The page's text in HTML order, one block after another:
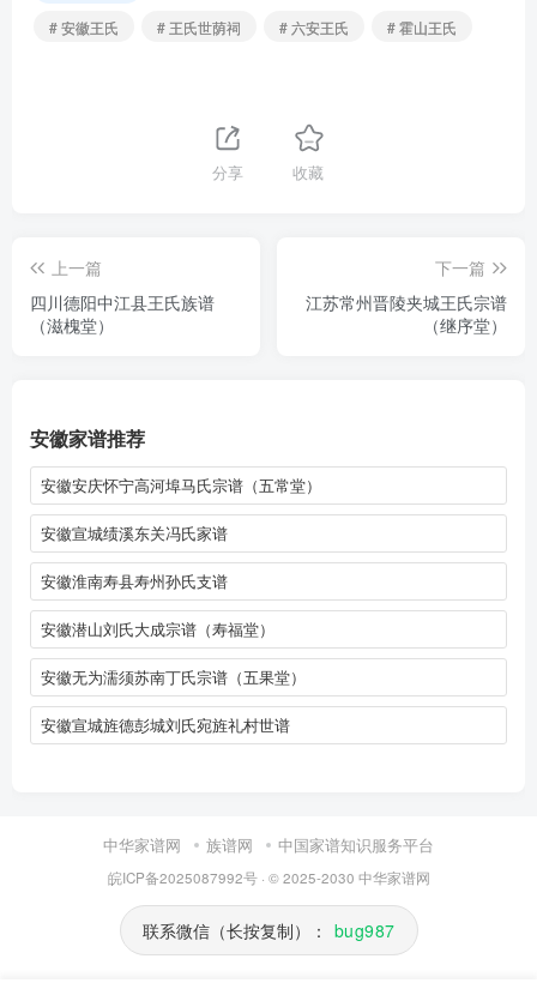
# 安徽王氏
# 王氏世荫祠 # 六安王氏 # 霍山王氏
分享 收藏
上一篇
四川德阳中江县王氏族谱
（滋槐堂）
下一篇
江苏常州晋陵夹城王氏宗谱
（继序堂）
安徽家谱推荐
安徽安庆怀宁高河埠马氏宗谱（五常堂）
安徽宣城绩溪东关冯氏家谱
安徽淮南寿县寿州孙氏支谱
安徽潜山刘氏大成宗谱（寿福堂）
安徽无为濡须苏南丁氏宗谱（五果堂）
安徽宣城旌德彭城刘氏宛旌礼村世谱
中华家谱网 族谱网 中国家谱知识服务平台
皖ICP备2025087992号· © 2025-2030 中华家谱网
联系微信（长按复制）： bug987